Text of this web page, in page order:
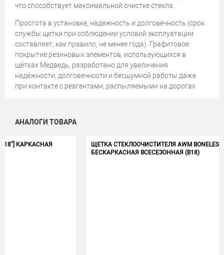
что способствует максимальной очистке стекла.
Простота в установке, надежность и долговечность (срок
службы щетки при соблюдении условий эксплуатации
составляет, как правило, не менее года). Графитовое
покрытие резиновых элементов, использующихся в
щётках Медведь, разработано для увеличения
надёжности, долговечности и бесшумной работы даже
при контакте с реагентами, распыляемыми на дорогах
АНАЛОГИ ТОВАРА
ЩЕТКА СТЕКЛООЧИСТИТЕЛЯ AWM BONELESS [450ММ/18"]
БЕСКАРКАСНАЯ ВСЕСЕЗОННАЯ (B18)